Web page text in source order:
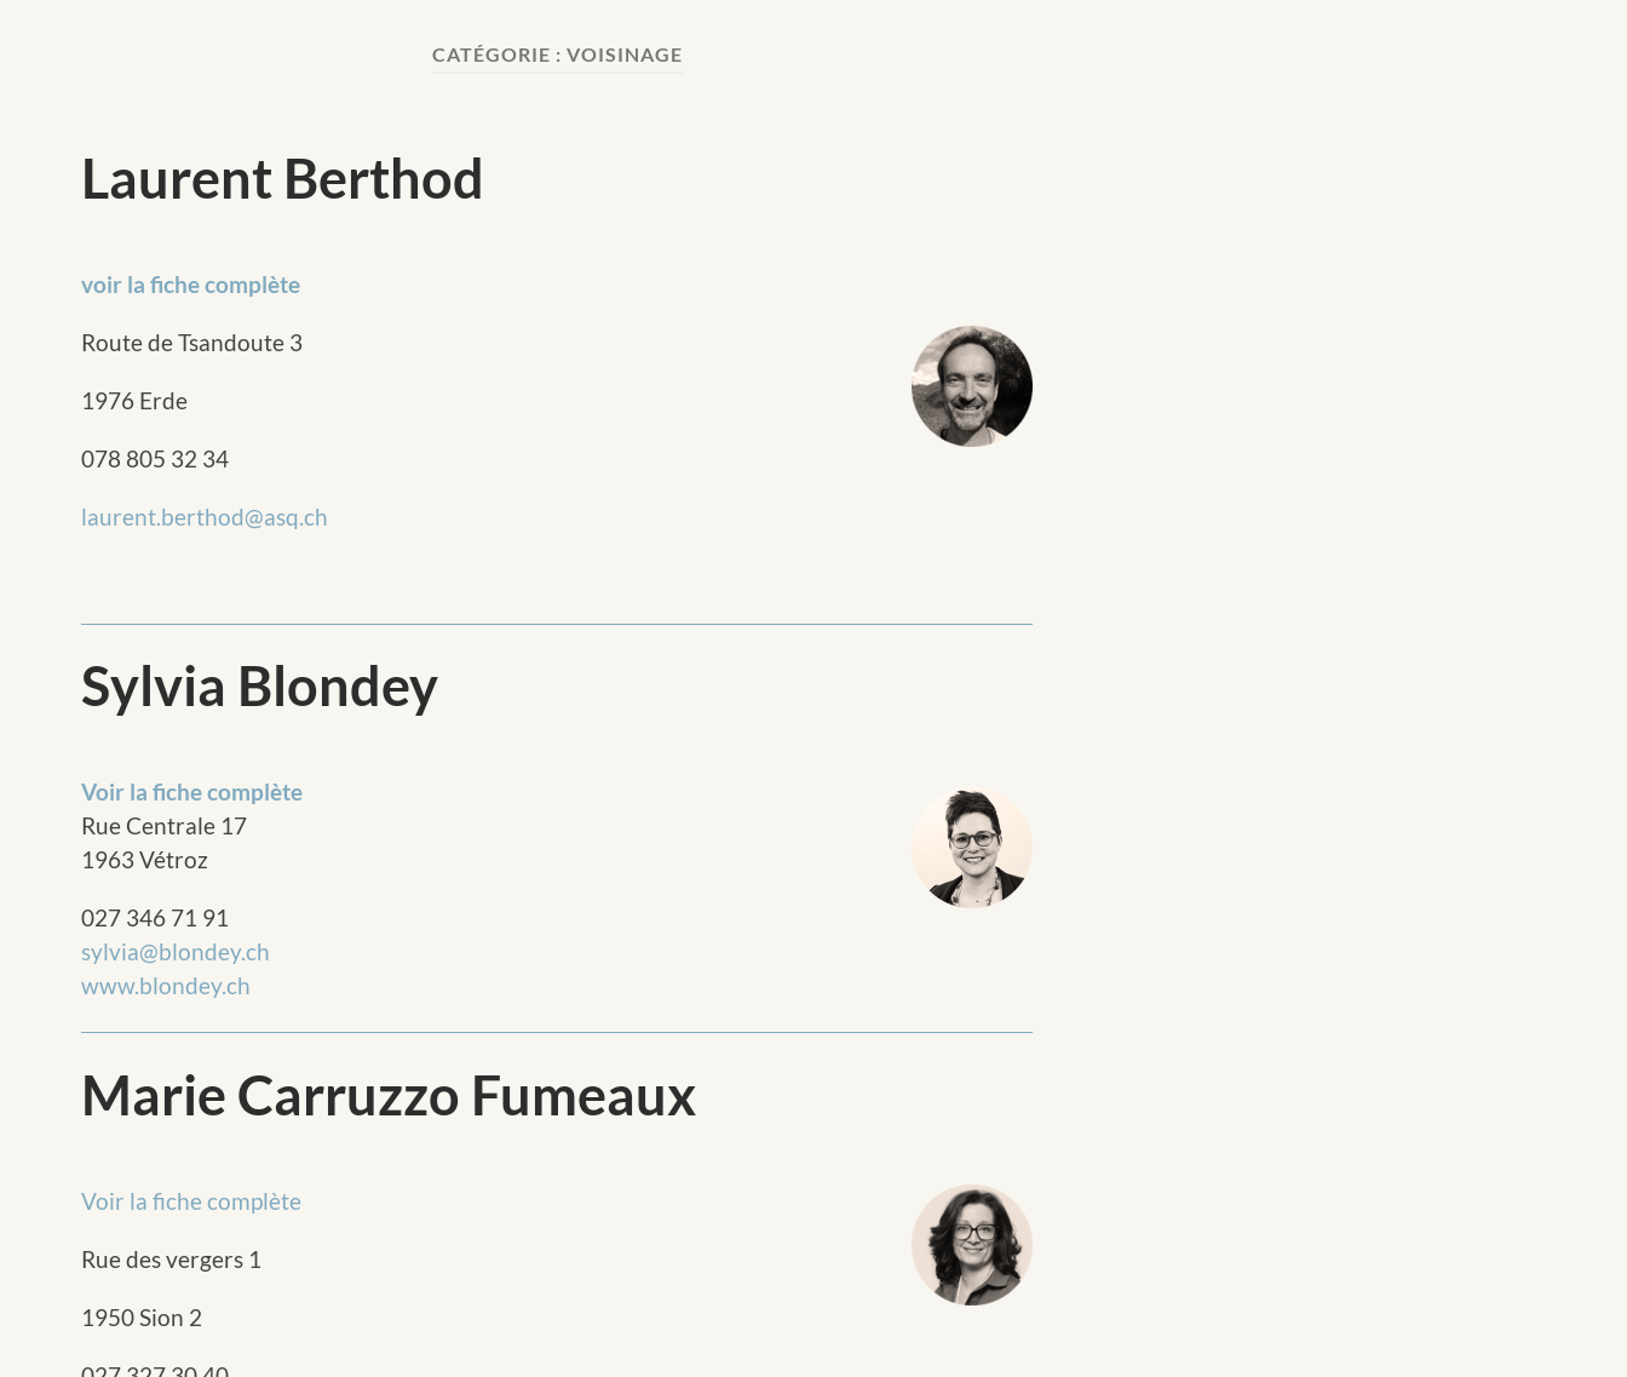
CATÉGORIE : VOISINAGE
Laurent Berthod
voir la fiche complète
Route de Tsandoute 3
1976 Erde
078 805 32 34
laurent.berthod@asq.ch
Sylvia Blondey
Voir la fiche complète
Rue Centrale 17
1963 Vétroz
027 346 71 91
sylvia@blondey.ch
www.blondey.ch
Marie Carruzzo Fumeaux
Voir la fiche complète
Rue des vergers 1
1950 Sion 2